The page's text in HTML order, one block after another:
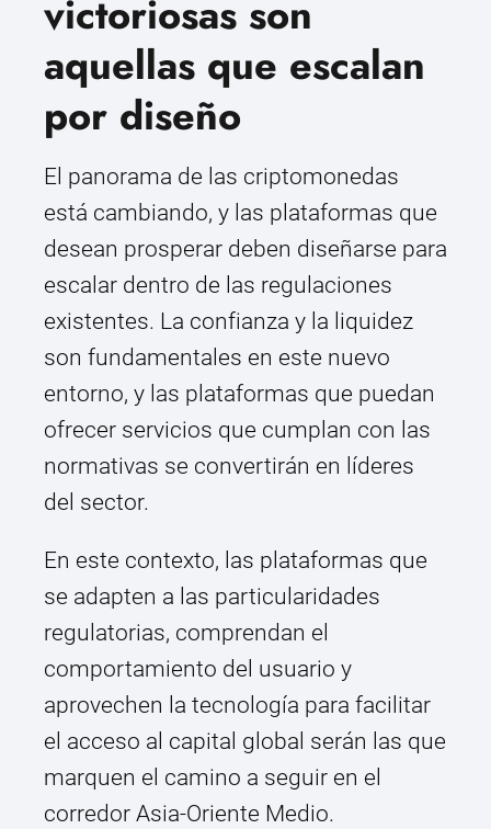
victoriosas son
aquellas que escalan
por diseño
El panorama de las criptomonedas
está cambiando, y las plataformas que
desean prosperar deben diseñarse para
escalar dentro de las regulaciones
existentes. La confianza y la liquidez
son fundamentales en este nuevo
entorno, y las plataformas que puedan
ofrecer servicios que cumplan con las
normativas se convertirán en líderes
del sector.
En este contexto, las plataformas que
se adapten a las particularidades
regulatorias, comprendan el
comportamiento del usuario y
aprovechen la tecnología para facilitar
el acceso al capital global serán las que
marquen el camino a seguir en el
corredor Asia-Oriente Medio.